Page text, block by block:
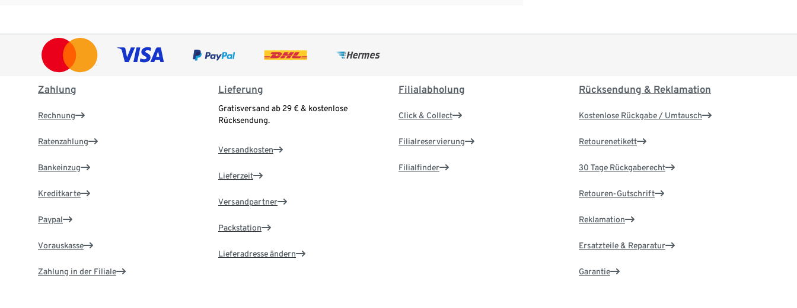
Zahlung
Rechnung
Ratenzahlung
Bankeinzug
Kreditkarte
Paypal
Vorauskasse
Zahlung in der Filiale
Lieferung
Gratisversand ab 29 € & kostenlose
Rücksendung.
Versandkosten
Lieferzeit
Versandpartner
Packstation
Lieferadresse ändern
Filialabholung
Click & Collect
Filialreservierung
Filialfinder
Rücksendung & Reklamation
Kostenlose Rückgabe / Umtausch
Retourenetikett
30 Tage Rückgaberecht
Retouren-Gutschrift
Reklamation
Ersatzteile & Reparatur
Garantie